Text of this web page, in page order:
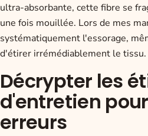
ultra-absorbante, cette fibre se
une fois mouillée. Lors de mes
systématiquement l'essorage,
d'étirer irrémédiablement le tissu.
Décrypter les
d'entretien
erreurs